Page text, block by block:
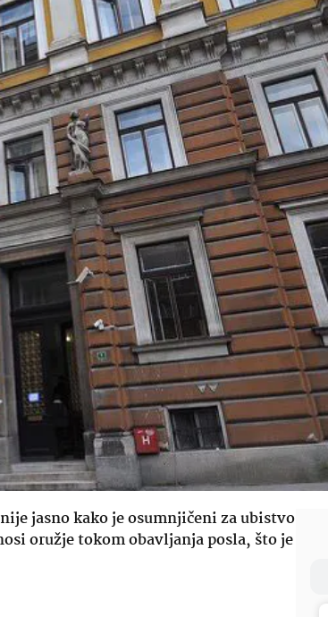
jasno kako je osumnjičeni za ubistvo
oružje tokom obavljanja posla, što je